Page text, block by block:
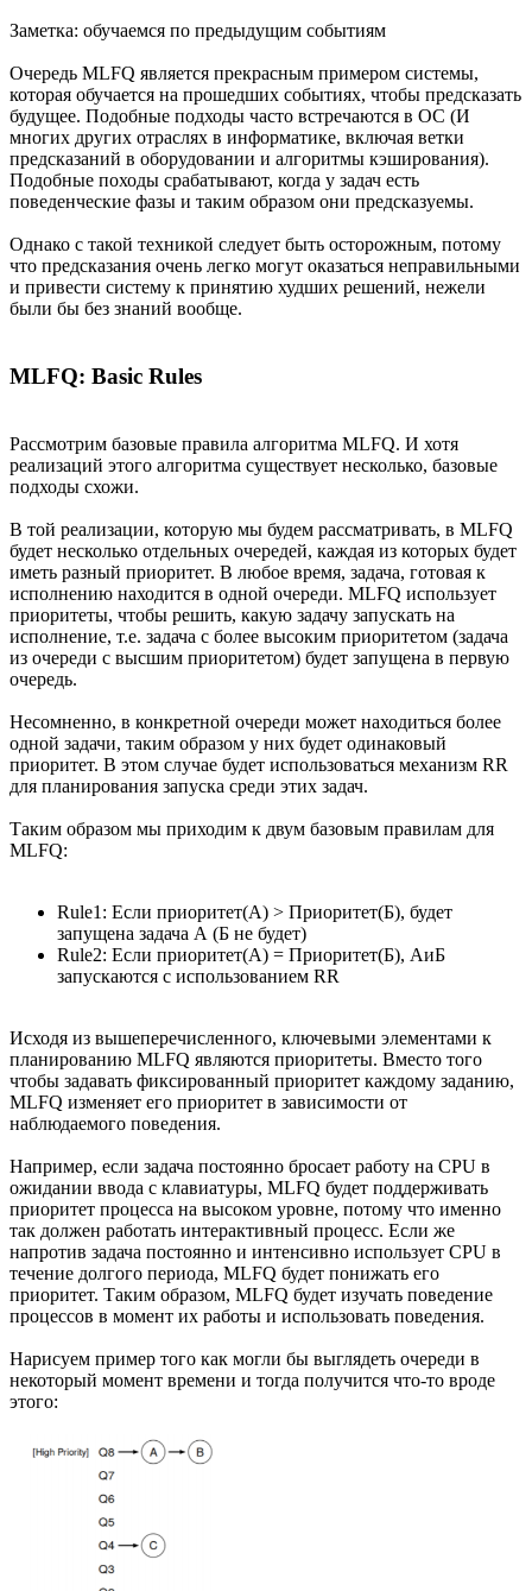
Заметка: обучаемся по предыдущим событиям
Очередь MLFQ является прекрасным примером системы,
которая обучается на прошедших событиях, чтобы предсказать
будущее. Подобные подходы часто встречаются в ОС (И
многих других отраслях в информатике, включая ветки
предсказаний в оборудовании и алгоритмы кэширования).
Подобные походы срабатывают, когда у задач есть
поведенческие фазы и таким образом они предсказуемы.
Однако с такой техникой следует быть осторожным, потому
что предсказания очень легко могут оказаться неправильными
и привести систему к принятию худших решений, нежели
были бы без знаний вообще.
MLFQ: Basic Rules
Рассмотрим базовые правила алгоритма MLFQ. И хотя
реализаций этого алгоритма существует несколько, базовые
подходы схожи.
В той реализации, которую мы будем рассматривать, в MLFQ
будет несколько отдельных очередей, каждая из которых будет
иметь разный приоритет. В любое время, задача, готовая к
исполнению находится в одной очереди. MLFQ использует
приоритеты, чтобы решить, какую задачу запускать на
исполнение, т.е. задача с более высоким приоритетом (задача
из очереди с высшим приоритетом) будет запущена в первую
очередь.
Несомненно, в конкретной очереди может находиться более
одной задачи, таким образом у них будет одинаковый
приоритет. В этом случае будет использоваться механизм RR
для планирования запуска среди этих задач.
Таким образом мы приходим к двум базовым правилам для
MLFQ:
Rule1: Если приоритет(А) > Приоритет(Б), будет
запущена задача А (Б не будет)
Rule2: Если приоритет(А) = Приоритет(Б), АиБ
запускаются с использованием RR
Исходя из вышеперечисленного, ключевыми элементами к
планированию MLFQ являются приоритеты. Вместо того
чтобы задавать фиксированный приоритет каждому заданию,
MLFQ изменяет его приоритет в зависимости от
наблюдаемого поведения.
Например, если задача постоянно бросает работу на CPU в
ожидании ввода с клавиатуры, MLFQ будет поддерживать
приоритет процесса на высоком уровне, потому что именно
так должен работать интерактивный процесс. Если же
напротив задача постоянно и интенсивно использует CPU в
течение долгого периода, MLFQ будет понижать его
приоритет. Таким образом, MLFQ будет изучать поведение
процессов в момент их работы и использовать поведения.
Нарисуем пример того как могли бы выглядеть очереди в
некоторый момент времени и тогда получится что-то вроде
этого: